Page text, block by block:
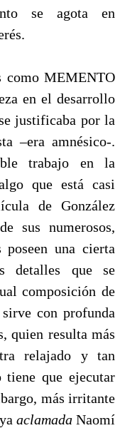
se agota en
como MEMENTO
en el desarrollo
justificaba por la
–era amnésico-.
trabajo en la
que está casi
de González
sus numerosos,
poseen una cierta
detalles que se
composición de
con profunda
quien resulta más
relajado y tan
tiene que ejecutar
más irritante
aclamada Naomí